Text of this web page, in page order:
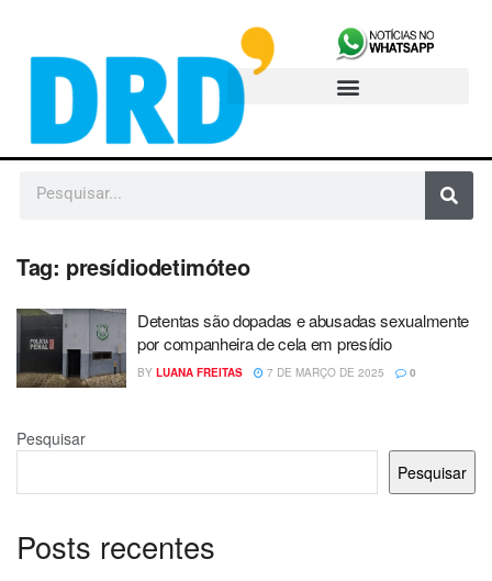
Tag: presídiodetimóteo
Detentas são dopadas e abusadas sexualmente
por companheira de cela em presídio
BY LUANA FREITAS 7 DE MARÇO DE 2025 0
Pesquisar
Pesquisar
Posts recentes